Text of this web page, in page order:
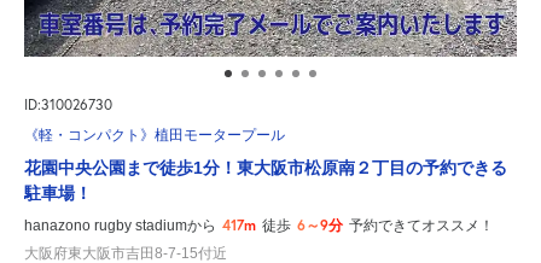
ID:310026730
《軽・コンパクト》植田モータープール
花園中央公園まで徒歩1分！東大阪市松原南２丁目の予約できる
駐車場！
hanazono rugby stadiumから 417m 徒歩 6～9分 予約できてオススメ！
大阪府東大阪市吉田8-7-15付近